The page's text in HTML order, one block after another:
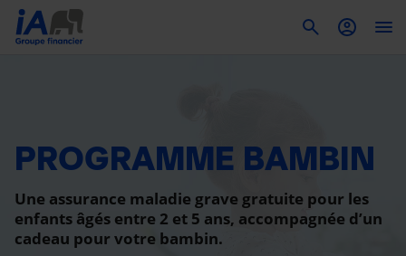
PROGRAMME BAMBIN
Une assurance maladie grave gratuite pour les
enfants âgés entre 2 et 5 ans, accompagnée d’un
cadeau pour votre bambin.